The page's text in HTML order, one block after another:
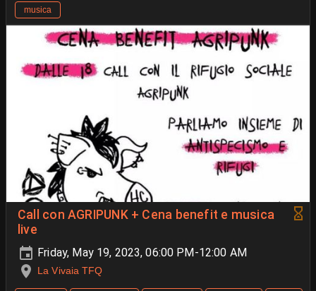
musica
Call con AGRIPUNK + Cena benefit e musica
live
Friday, May 19, 2023, 06:00 PM-12:00 AM
La Vivaia TFQ